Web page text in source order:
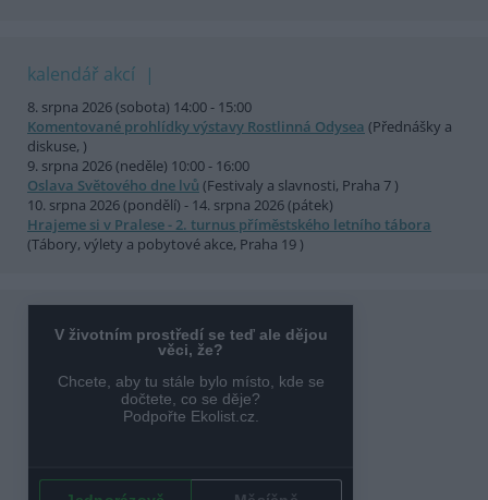
kalendář akcí
8. srpna 2026 (sobota) 14:00 - 15:00
Komentované prohlídky výstavy Rostlinná Odysea (Přednášky a
diskuse, )
9. srpna 2026 (neděle) 10:00 - 16:00
Oslava Světového dne lvů (Festivaly a slavnosti, Praha 7 )
10. srpna 2026 (pondělí) - 14. srpna 2026 (pátek)
Hrajeme si v Pralese - 2. turnus příměstského letního tábora
(Tábory, výlety a pobytové akce, Praha 19 )